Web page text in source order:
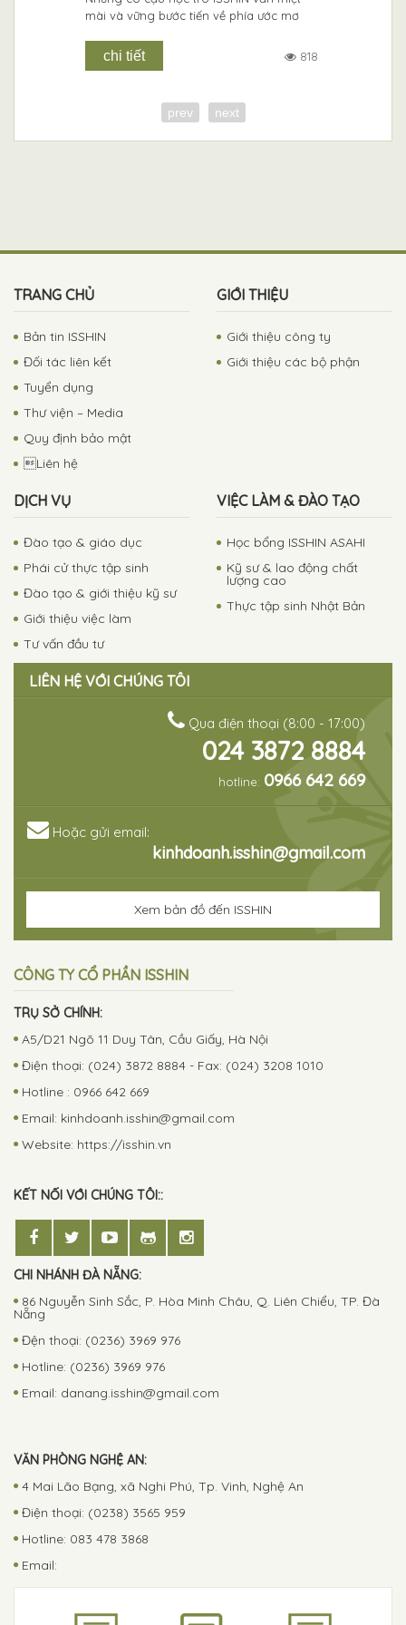
mài và vững bước tiến về phía ước mơ
chi tiết 818
prev next
TRANG CHỦ
Bản tin ISSHIN
Đối tác liên kết
Tuyển dụng
Thư viện – Media
Quy định bảo mật
Liên hệ
GIỚI THIỆU
Giới thiệu công ty
Giới thiệu các bộ phận
DỊCH VỤ
Đào tạo & giáo dục
Phái cử thực tập sinh
Đào tạo & giới thiệu kỹ sư
Giới thiệu việc làm
Tư vấn đầu tư
VIỆC LÀM & ĐÀO TẠO
Học bổng ISSHIN ASAHI
Kỹ sư & lao động chất
lượng cao
Thực tập sinh Nhật Bản
LIÊN HỆ VỚI CHÚNG TÔI
Qua điện thoại (8:00 - 17:00)
024 3872 8884
hotline: 0966 642 669
Hoặc gửi email:
kinhdoanh.isshin@gmail.com
Xem bản đồ đến ISSHIN
CÔNG TY CỔ PHẦN ISSHIN
TRỤ SỞ CHÍNH:
A5/D21 Ngõ 11 Duy Tân, Cầu Giấy, Hà Nội
Điện thoại: (024) 3872 8884 - Fax: (024) 3208 1010
Hotline : 0966 642 669
Email: kinhdoanh.isshin@gmail.com
Website: https://isshin.vn
KẾT NỐI VỚI CHÚNG TÔI::
CHI NHÁNH ĐÀ NẴNG:
86 Nguyễn Sinh Sắc, P. Hòa Minh Châu, Q. Liên Chiểu, TP. Đà
Nẵng
Đện thoại: (0236) 3969 976
Hotline: (0236) 3969 976
Email: danang.isshin@gmail.com
VĂN PHÒNG NGHỆ AN:
4 Mai Lão Bạng, xã Nghi Phú, Tp. Vinh, Nghệ An
Điện thoại: (0238) 3565 959
Hotline: 083 478 3868
Email: